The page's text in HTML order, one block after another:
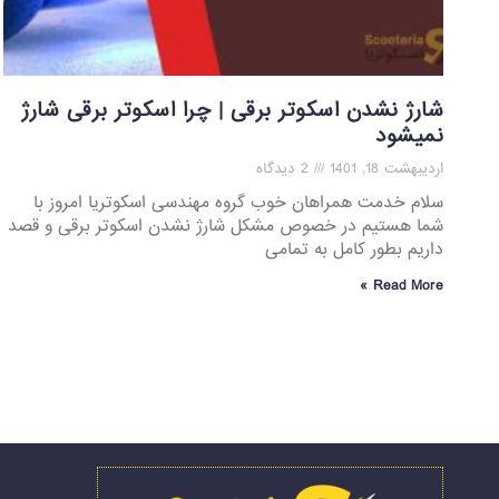
شارژ نشدن اسکوتر برقی | چرا اسکوتر برقی شارژ
نمیشود
اردیبهشت 18, 1401
سلام خدمت همراهان خوب گروه مهندسی اسکوتریا امروز با
شما هستیم در خصوص مشکل شارژ نشدن اسکوتر برقی و قصد
داریم بطور کامل به تمامی
Read More »